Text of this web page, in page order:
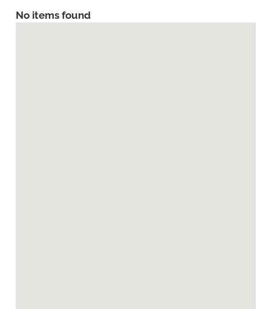
No items found